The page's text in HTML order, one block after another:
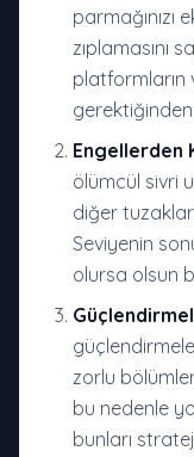
zıplamasını
platformların
Engellerden
ölümcül sivri
diğer
Seviyenin
olursa olsun
zorlu
bu nedenle
bunları